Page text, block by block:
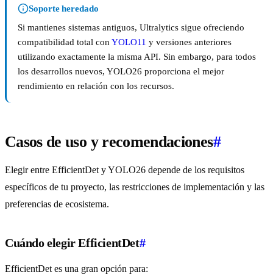
Soporte heredado
Si mantienes sistemas antiguos, Ultralytics sigue ofreciendo
compatibilidad total con YOLO11 y versiones anteriores
utilizando exactamente la misma API. Sin embargo, para todos
los desarrollos nuevos, YOLO26 proporciona el mejor
rendimiento en relación con los recursos.
Casos de uso y recomendaciones#
Elegir entre EfficientDet y YOLO26 depende de los requisitos
específicos de tu proyecto, las restricciones de implementación y las
preferencias de ecosistema.
Cuándo elegir EfficientDet#
EfficientDet es una gran opción para: